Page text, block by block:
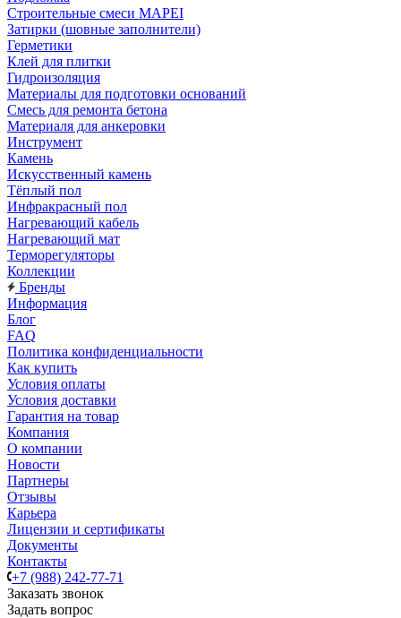
Строительные смеси MAPEI
Затирки (шовные заполнители)
Герметики
Клей для плитки
Гидроизоляция
Материалы для подготовки оснований
Смесь для ремонта бетона
Материаля для анкеровки
Инструмент
Камень
Искусственный камень
Тёплый пол
Инфракрасный пол
Нагревающий кабель
Нагревающий мат
Терморегуляторы
Коллекции
Бренды
Информация
Блог
FAQ
Политика конфиденциальности
Как купить
Условия оплаты
Условия доставки
Гарантия на товар
Компания
О компании
Новости
Партнеры
Отзывы
Карьера
Лицензии и сертификаты
Документы
Контакты
+7 (988) 242-77-71
Заказать звонок
Задать вопрос